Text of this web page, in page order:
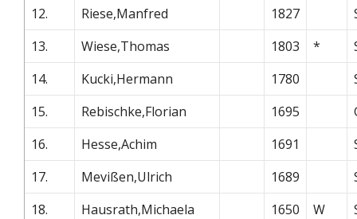
12.
Riese,Manfred 1827
13.
Wiese,Thomas 1803 *
14.
Kucki,Hermann 1780
15.
Rebischke,Florian 1695
16.
Hesse,Achim 1691
17.
Mevißen,Ulrich 1689
18.
Hausrath,Michaela 1650 W